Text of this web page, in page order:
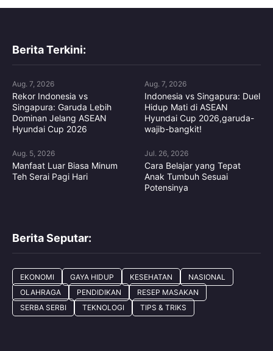
Berita Terkini:
Aug. 7, 2026
Rekor Indonesia vs
Singapura: Garuda Lebih
Dominan Jelang ASEAN
Hyundai Cup 2026
Aug. 7, 2026
Indonesia vs Singapura: Duel
Hidup Mati di ASEAN
Hyundai Cup 2026,garuda-
wajib-bangkit!
Aug. 5, 2026
Manfaat Luar Biasa Minum
Teh Serai Pagi Hari
Jul. 26, 2026
Cara Belajar yang Tepat
Anak Tumbuh Sesuai
Potensinya
Berita Seputar:
EKONOMI GAYA HIDUP KESEHATAN
NASIONAL
OLAHRAGA
PENDIDIKAN
RESEP MASAKAN
SERBA SERBI
TEKNOLOGI TIPS & TRIKS